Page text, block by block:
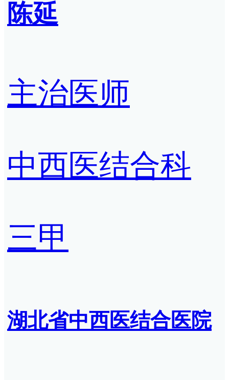
陈延
主治医师
中西医结合科
三甲
湖北省中西医结合医院